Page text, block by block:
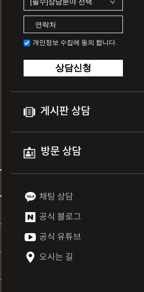
개인정보 수집에 동의 합니다.
상담신청
게시판 상담
방문 상담
채팅 상담
공식 블로그
공식 유튜브
오시는 길
접수완료
접수완료
접수완료